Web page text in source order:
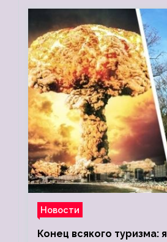
Новости
Конец всякого туризма: